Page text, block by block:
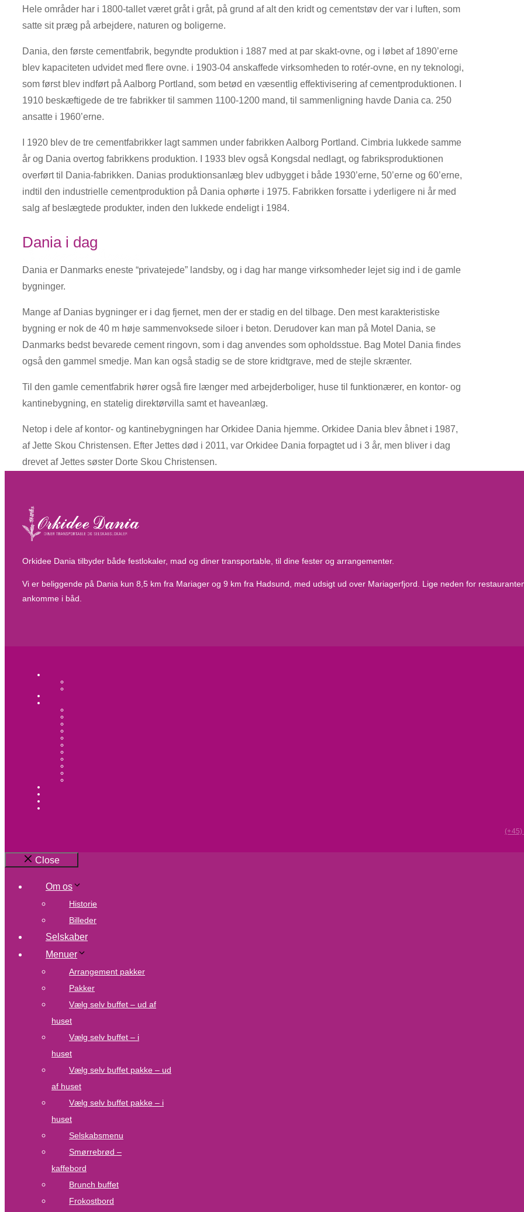
Hele områder har i 1800-tallet været gråt i gråt, på grund af alt den kridt og cementstøv der var i luften, som
satte sit præg på arbejdere, naturen og boligerne.
Dania, den første cementfabrik, begyndte produktion i 1887 med at par skakt-ovne, og i løbet af 1890’erne
blev kapaciteten udvidet med flere ovne. i 1903-04 anskaffede virksomheden to rotér-ovne, en ny teknologi,
som først blev indført på Aalborg Portland, som betød en væsentlig effektivisering af cementproduktionen. I
1910 beskæftigede de tre fabrikker til sammen 1100-1200 mand, til sammenligning havde Dania ca. 250
ansatte i 1960’erne.
I 1920 blev de tre cementfabrikker lagt sammen under fabrikken Aalborg Portland. Cimbria lukkede samme
år og Dania overtog fabrikkens produktion. I 1933 blev også Kongsdal nedlagt, og fabriksproduktionen
overført til Dania-fabrikken. Danias produktionsanlæg blev udbygget i både 1930’erne, 50’erne og 60’erne,
indtil den industrielle cementproduktion på Dania ophørte i 1975. Fabrikken forsatte i yderligere ni år med
salg af beslægtede produkter, inden den lukkede endeligt i 1984.
Dania i dag
​Dania er Danmarks eneste “privatejede” landsby, og i dag har mange virksomheder lejet sig ind i de gamle
bygninger.
Mange af Danias bygninger er i dag fjernet, men der er stadig en del tilbage. Den mest karakteristiske
bygning er nok de 40 m høje sammenvoksede siloer i beton. Derudover kan man på Motel Dania, se
Danmarks bedst bevarede cement ringovn, som i dag anvendes som opholdsstue. Bag Motel Dania findes
også den gammel smedje. Man kan også stadig se de store kridtgrave, med de stejle skrænter.
Til den gamle cementfabrik hører også fire længer med arbejderboliger, huse til funktionærer, en kontor- og
kantinebygning, en statelig direktørvilla samt et haveanlæg.
Netop i dele af kontor- og kantinebygningen har Orkidee Dania hjemme. Orkidee Dania blev åbnet i 1987,
af Jette Skou Christensen. Efter Jettes død i 2011, var Orkidee Dania forpagtet ud i 3 år, men bliver i dag
drevet af Jettes søster Dorte Skou Christensen.
Orkidee Dania tilbyder både festlokaler, mad og diner transportable, til dine fester og arrangementer.
Vi er beliggende på Dania kun 8,5 km fra Mariager og 9 km fra Hadsund, med udsigt ud over Mariagerfjord. Lige neden for
ankomme i båd.
Close
Om os
Historie
Billeder
Selskaber
Menuer
Arrangement pakker
Pakker
Vælg selv buffet – ud af
huset
Vælg selv buffet – i
huset
Vælg selv buffet pakke – ud
af huset
Vælg selv buffet pakke – i
huset
Selskabsmenu
Smørrebrød –
kaffebord
Brunch buffet
Frokostbord